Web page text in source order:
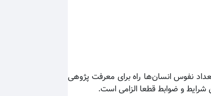
نفوس انسان‌ها راه برای معرفت پژوهی
شرایط و ضوابط قطعا الزامی است.